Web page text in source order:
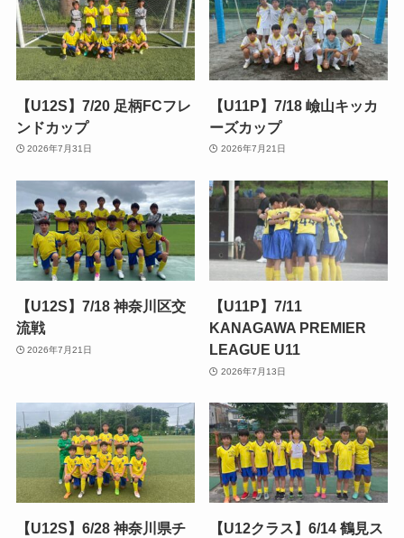
【U12S】7/20 足柄FCフレ
ンドカップ
2026年7月31日
【U11P】7/18 嶮山キッカ
ーズカップ
2026年7月21日
【U12S】7/18 神奈川区交
流戦
2026年7月21日
【U11P】7/11
KANAGAWA PREMIER
LEAGUE U11
2026年7月13日
【U12S】6/28 神奈川県チ
【U12クラス】6/14 鶴見ス